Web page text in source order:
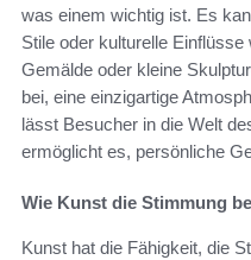
was einem wichtig ist. Es
Stile oder kulturelle
Gemälde oder kleine
bei, eine einzigartige
lässt Besucher in die Welt
ermöglicht es, persönliche
Wie Kunst die Stimmung
Kunst hat die Fähigkeit, die